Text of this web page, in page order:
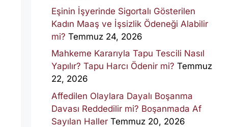
Eşinin İşyerinde Sigortalı Gösterilen
Kadın Maaş ve İşsizlik Ödeneği Alabilir
mi? Temmuz 24, 2026
Mahkeme Kararıyla Tapu Tescili Nasıl
Yapılır? Tapu Harcı Ödenir mi? Temmuz
22, 2026
Affedilen Olaylara Dayalı Boşanma
Davası Reddedilir mi? Boşanmada Af
Sayılan Haller Temmuz 20, 2026